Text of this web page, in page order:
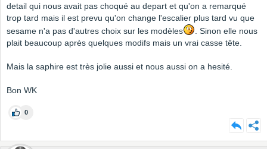
detail qui nous avait pas choqué au depart et qu'on a remarqué
trop tard mais il est prevu qu'on change l'escalier plus tard vu que
sesame n'a pas d'autres choix sur les modèles
. Sinon elle nous
plait beaucoup après quelques modifs mais un vrai casse tête.
Mais la saphire est très jolie aussi et nous aussi on a hesité.
Bon WK
0